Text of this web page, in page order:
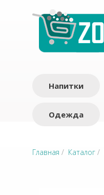
Напитки
Одежда
Главная / Каталог /